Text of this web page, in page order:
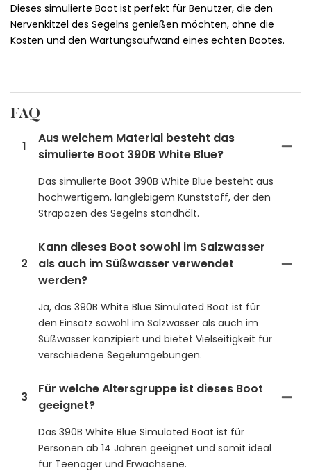
Dieses simulierte Boot ist perfekt für Benutzer, die den
Nervenkitzel des Segelns genießen möchten, ohne die
Kosten und den Wartungsaufwand eines echten Bootes.
FAQ
1
Aus welchem ​​Material besteht das
simulierte Boot 390B White Blue?
Das simulierte Boot 390B White Blue besteht aus
hochwertigem, langlebigem Kunststoff, der den
Strapazen des Segelns standhält.
2
Kann dieses Boot sowohl im Salzwasser
als auch im Süßwasser verwendet
werden?
Ja, das 390B White Blue Simulated Boat ist für
den Einsatz sowohl im Salzwasser als auch im
Süßwasser konzipiert und bietet Vielseitigkeit für
verschiedene Segelumgebungen.
3
Für welche Altersgruppe ist dieses Boot
geeignet?
Das 390B White Blue Simulated Boat ist für
Personen ab 14 Jahren geeignet und somit ideal
für Teenager und Erwachsene.